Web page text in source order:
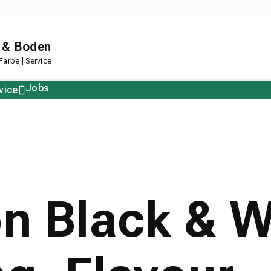
Boden
| Service
Jobs
Black &